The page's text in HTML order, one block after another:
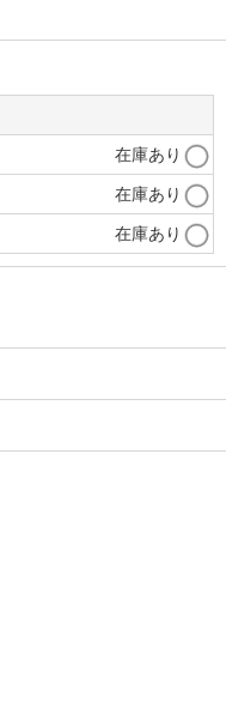
在庫あり
在庫あり
在庫あり